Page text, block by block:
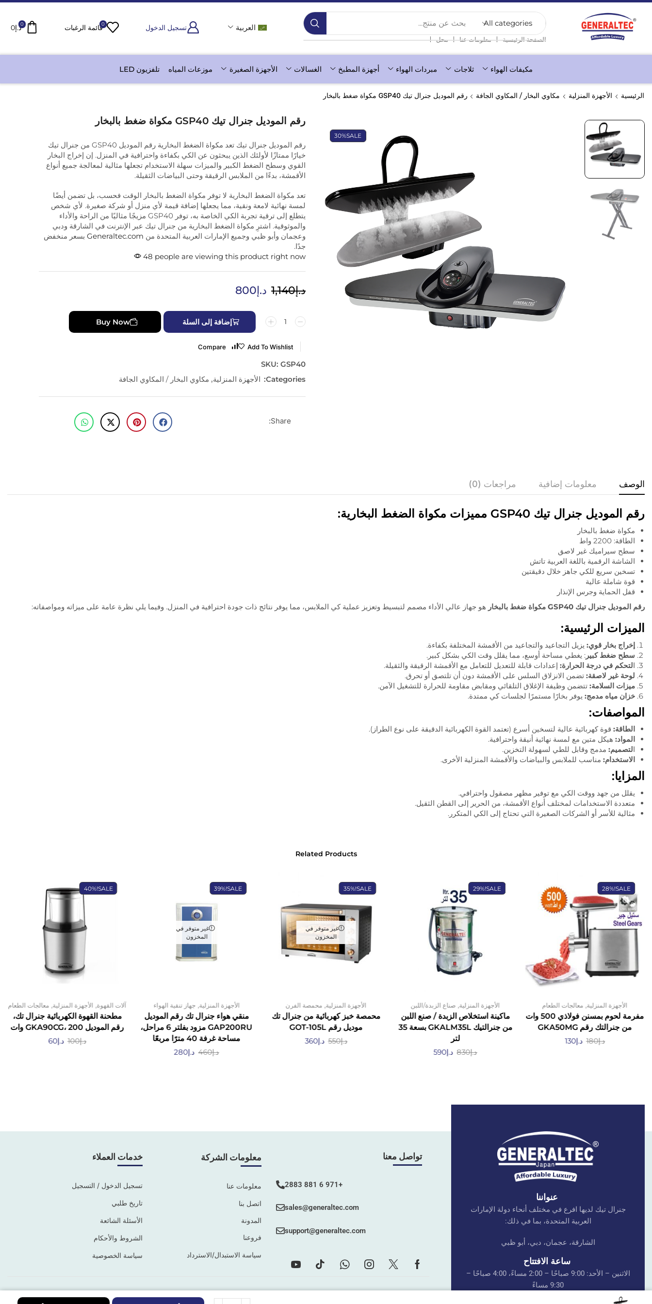
بحث عن منتج...
الصفحة الرئيسية ❘ معلومات عنا ❘ محل ❘
العربية تسجيل الدخول 0قائمة الرغبات 0د.إ0
مكيفات الهواء ثلاجات مبردات الهواء أجهزة المطبخ الغسالات الأجهزة الصغيرة موزعات المياه تلفزيون LED
الرئيسية الأجهزة المنزلية مكاوي البخار / المكاوي الجافة رقم الموديل جنرال تيك GSP40 مكواة ضغط بالبخار
SALE
30%
رقم الموديل جنرال تيك GSP40 مكواة ضغط بالبخار
رقم الموديل جنرال تيك تعد مكواة الضغط البخارية رقم الموديل GSP40 من جنرال تيك
خيارًا ممتازًا لأولئك الذين يبحثون عن الكي بكفاءة واحترافية في المنزل. إن إخراج البخار
القوي وسطح الضغط الكبير والميزات سهلة الاستخدام تجعلها مثالية لمعالجة جميع أنواع
الأقمشة، بدءًا من الملابس الرقيقة وحتى البياضات الثقيلة.
تعد مكواة الضغط البخارية لا توفر مكواة الضغط بالبخار الوقت فحسب، بل تضمن أيضًا
لمسة نهائية لامعة ونقية، مما يجعلها إضافة قيمة لأي منزل أو شركة صغيرة. لأي شخص
يتطلع إلى ترقية تجربة الكي الخاصة به، توفر GSP40 مزيجًا مثاليًا من الراحة والأداء
والموثوقية. اشترِ مكواة الضغط البخارية من جنرال تيك عبر الإنترنت في الشارقة ودبي
وعجمان وأبو ظبي وجميع الإمارات العربية المتحدة من Generaltec.com بسعر منخفض
جدًا.
48 people are viewing this product right now
د.إ1,140 د.إ800
إضافة إلى السلة Buy Now
Add To Wishlist
Compare
SKU:GSP40
Categories:
الأجهزة المنزلية, مكاوي البخار / المكاوي الجافة
Share:
الوصف معلومات إضافية مراجعات (0)
رقم الموديل جنرال تيك GSP40 مميزات مكواة الضغط البخارية:
مكواة ضغط بالبخار
الطاقة: 2200 واط
سطح سيراميك غير لاصق
الشاشة الرقمية باللغة العربية تاتش
تسخين سريع للكي جاهز خلال دقيقتين
قوة شاملة عالية
قفل الحماية وجرس الإنذار
رقم الموديل جنرال تيك GSP40 مكواة ضغط بالبخار
هو جهاز عالي الأداء مصمم لتبسيط وتعزيز عملية كي الملابس، مما يوفر نتائج ذات جودة احترافية في المنزل. وفيما يلي نظرة عامة على ميزاته ومواصفاته:
الميزات الرئيسية:
إخراج بخار قوي: يزيل التجاعيد والتجاعيد من الأقمشة المختلفة بكفاءة.
سطح ضغط كبير : يغطي مساحة أوسع، مما يقلل وقت الكي بشكل كبير.
التحكم في درجة الحرارة: إعدادات قابلة للتعديل للتعامل مع الأقمشة الرقيقة والثقيلة.
لوحة غير لاصقة: تضمن الانزلاق السلس على الأقمشة دون أن تلتصق أو تحرق.
ميزات السلامة: تتضمن وظيفة الإغلاق التلقائي ومقابض مقاومة للحرارة للتشغيل الآمن.
خزان مياه مدمج: يوفر بخارًا مستمرًا لجلسات كي ممتدة.
المواصفات:
الطاقة: قوة كهربائية عالية لتسخين أسرع (تعتمد القوة الكهربائية الدقيقة على نوع الطراز).
المواد: هيكل متين مع لمسة نهائية أنيقة واحترافية.
التصميم: مدمج وقابل للطي لسهولة التخزين.
الاستخدام: مناسب للملابس والبياضات والأقمشة المنزلية الأخرى.
المزايا:
يقلل من جهد ووقت الكي مع توفير مظهر مصقول واحترافي.
متعددة الاستخدامات لمختلف أنواع الأقمشة، من الحرير إلى القطن الثقيل.
مثالية للأسر أو الشركات الصغيرة التي تحتاج إلى الكي المتكرر.
Related Products
SALE!
28%
الأجهزة المنزلية, معالجات الطعام
مفرمة لحوم بمسنن فولاذي 500 وات
من جنرالتك رقم GKA50MG
د.إ180 د.إ130
SALE!
29%
الأجهزة المنزلية, صناع الزبدة/اللبن
ماكينة استخلاص الزبدة / صنع اللبن
من جنرالتيك GKALM35L بسعة 35
لتر
د.إ830 د.إ590
SALE!
35%
غير متوفر في
المخزون
الأجهزة المنزلية, محمصة الفرن
محمصة خبز كهربائية من جنرال تك
موديل رقم GOT-105L
د.إ550 د.إ360
SALE!
39%
غير متوفر في
المخزون
الأجهزة المنزلية, جهاز تنقية الهواء
منقي هواء جنرال تك رقم الموديل
GAP200RU مزود بفلتر 6 مراحل،
مساحة غرفة 40 مترًا مربعًا
د.إ460 د.إ280
SALE!
40%
آلات القهوة, الأجهزة المنزلية, معالجات الطعام
مطحنة القهوة الكهربائية جنرال تك،
رقم الموديل GKA90CG، 200 وات
د.إ100 د.إ60
عنواننا
جنرال تيك لديها افرع في مختلف أنحاء دولة الإمارات
العربية المتحدة، بما في ذلك:
الشارقة، عجمان، دبي، أبو ظبي
ساعة الافتتاح
الاثنين – الأحد: 9:00 صباحًا – 2:00 مساءً، 4:00 صباحًا –
9:30 مساءً
تواصل معنا
+971 6 881 2883
sales@generaltec.com
support@generaltec.com
معلومات الشركة
معلومات عنا
اتصل بنا
المدونة
فروعنا
سياسة الاستبدال/الاسترداد
خدمات العملاء
تسجيل الدخول / التسجيل
تاريخ طلبي
الأسئلة الشائعة
الشروط والأحكام
سياسة الخصوصية
Connect Solutions